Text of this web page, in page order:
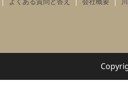
訳あり物件・契約不適合責任について